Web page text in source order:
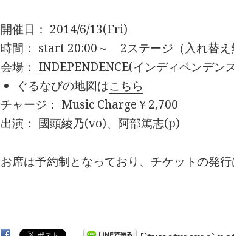
開催日： 2014/6/13(Fri)
時間： start 20:00～ 2ステージ（入れ替え
会場： INDEPENDENCE(インディペンデン
ぐるなびの地図はこちら
チャージ： Music Charge￥2,700
出演： 國頭綾乃(vo)、阿部篤志(p)
お席は予約制となっており、チケットの発行